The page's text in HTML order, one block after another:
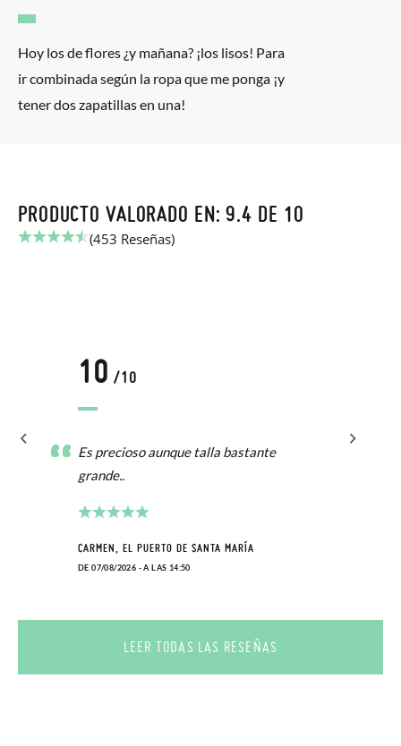
Hoy los de flores ¿y mañana? ¡los lisos! Para
ir combinada según la ropa que me ponga ¡y
tener dos zapatillas en una!
PRODUCTO VALORADO EN: 9.4 DE 10
(453 Reseñas)
10 /10
Es precioso aunque talla bastante
grande..
CARMEN, EL PUERTO DE SANTA MARÍA
DE 07/08/2026 - A LAS 14:50
LEER TODAS LAS RESEÑAS